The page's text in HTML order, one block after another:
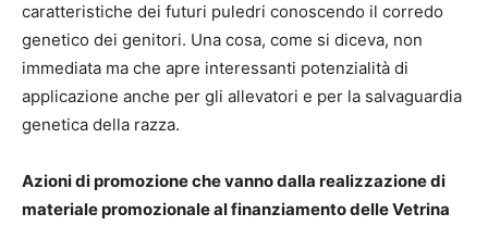
caratteristiche dei futuri puledri conoscendo il corredo
genetico dei genitori. Una cosa, come si diceva, non
immediata ma che apre interessanti potenzialità di
applicazione anche per gli allevatori e per la salvaguardia
genetica della razza.
Azioni di promozione che vanno dalla realizzazione di
materiale promozionale al finanziamento delle Vetrina